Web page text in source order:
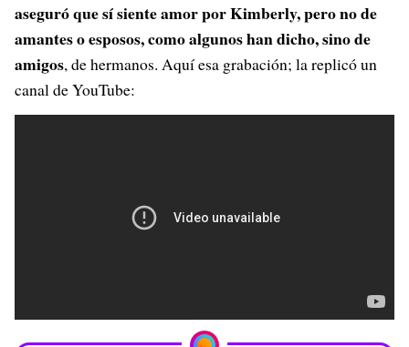
aseguró que sí siente amor por Kimberly, pero no de
amantes o esposos, como algunos han dicho, sino de
amigos, de hermanos. Aquí esa grabación; la replicó un
canal de YouTube: